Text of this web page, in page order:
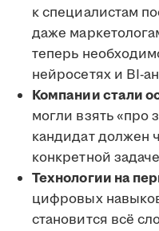
к специалистам
даже
теперь
нейросетях и BI-
Компании стали
могли взять «про
кандидат должен
конкретной задаче
Технологии на
цифровых
становится всё